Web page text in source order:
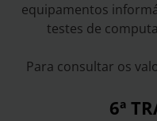
equipamentos
testes de
Para consultar os
6ª